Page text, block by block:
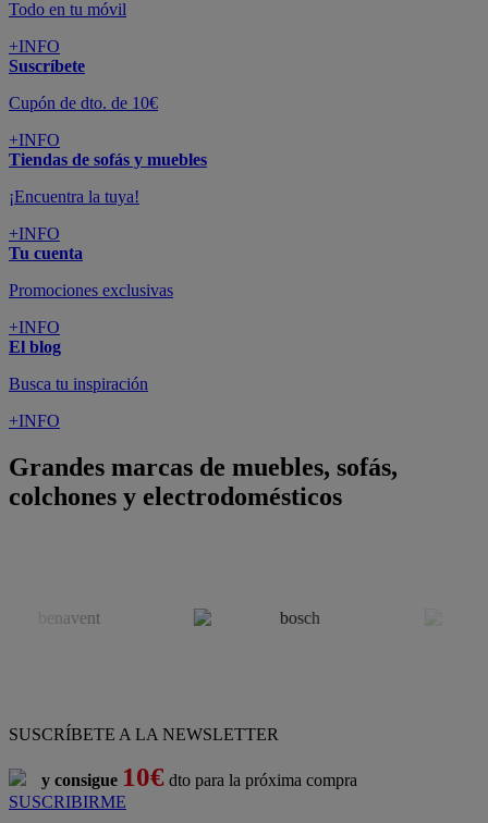
Todo en tu móvil
+INFO
Suscríbete
Cupón de dto. de 10€
+INFO
Tiendas de sofás y muebles
¡Encuentra la tuya!
+INFO
Tu cuenta
Promociones exclusivas
+INFO
El blog
Busca tu inspiración
+INFO
Grandes marcas de muebles, sofás,
colchones y electrodomésticos
SUSCRÍBETE A LA NEWSLETTER
y consigue 10€ dto para la próxima compra
SUSCRIBIRME